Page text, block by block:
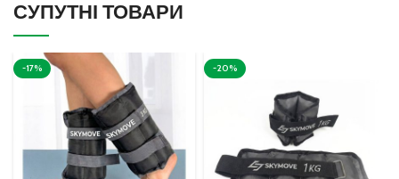
СУПУТНІ ТОВАРИ
-17% -20%